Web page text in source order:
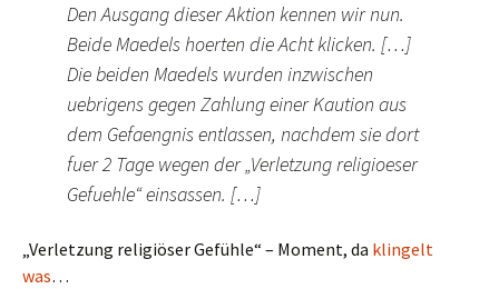
Den Ausgang dieser Aktion kennen wir nun.
Beide Maedels hoerten die Acht klicken. […]
Die beiden Maedels wurden inzwischen
uebrigens gegen Zahlung einer Kaution aus
dem Gefaengnis entlassen, nachdem sie dort
fuer 2 Tage wegen der „Verletzung religioeser
Gefuehle“ einsassen. […]
„Verletzung religiöser Gefühle“ – Moment, da klingelt
was…